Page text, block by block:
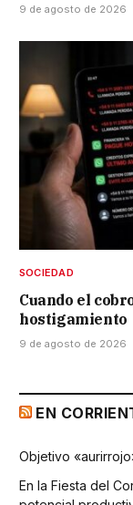
9 de agosto de 2026
SOCIEDAD
Cuando el
hostigamiento
9 de agosto de 2026
EN
Objetivo
En la Fiesta del